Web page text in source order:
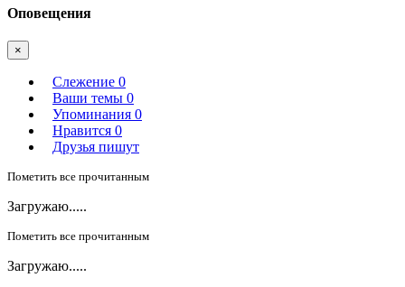
Оповещения
×
Слежение 0
Ваши темы 0
Упоминания 0
Нравится 0
Друзья пишут
Пометить все прочитанным
Загружаю.....
Пометить все прочитанным
Загружаю.....